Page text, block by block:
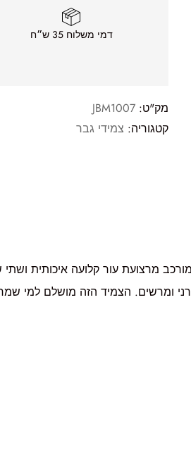
דמי משלוח 35 ש״ח
מק"ט:JBM1007
קטגוריה: צמידי גבר
מרצועת עור קלועה איכותית
ומרשים. הצמיד הזה מושלם למי